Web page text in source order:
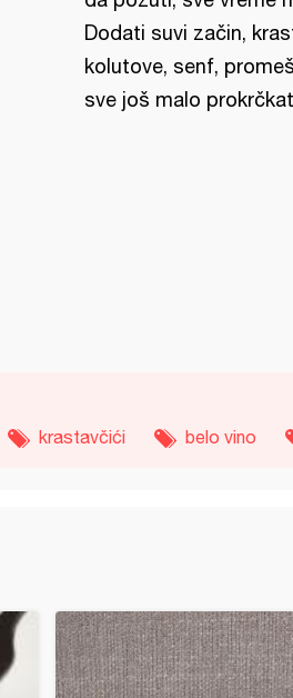
Dodati suvi začin,
kolutove, senf,
sve još malo
krastavčići belo vino